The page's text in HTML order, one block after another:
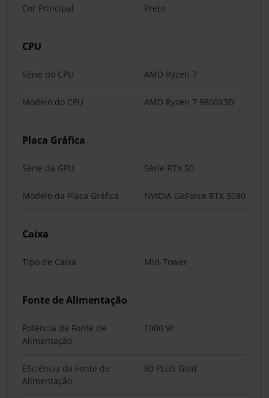
Cor Principal Preto
CPU
Série do CPU AMD Ryzen 7
Modelo do CPU AMD Ryzen 7 9800X3D
Placa Gráfica
Série da GPU Série RTX 50
Modelo da Placa Gráfica NVIDIA GeForce RTX 5080
Caixa
Tipo de Caixa Mid-Tower
Fonte de Alimentação
Potência da Fonte de
Alimentação
1000 W
Eficiência da Fonte de
Alimentação
80 PLUS Gold